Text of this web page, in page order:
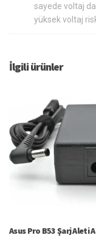
sayede voltaj
yüksek voltaj
İlgili ürünler
Asus Pro B53 Şarj Aleti